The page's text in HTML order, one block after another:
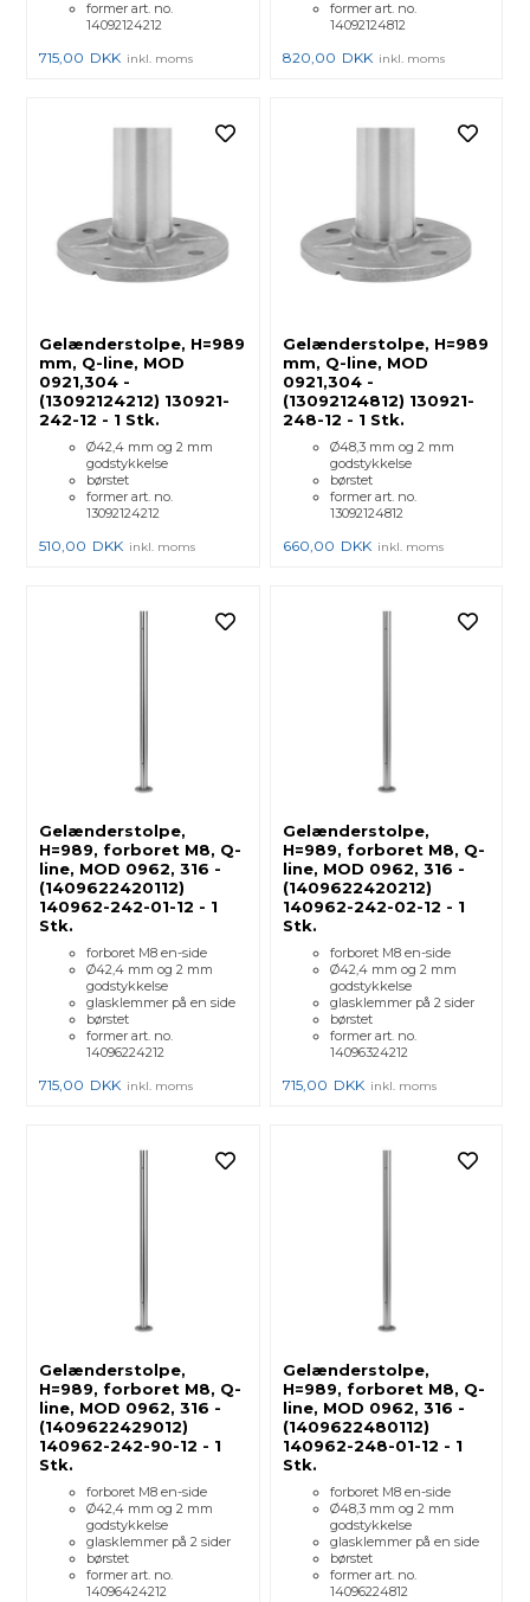
former art. no.
14092124212
715,00 DKK inkl. moms
former art. no.
14092124812
820,00 DKK inkl. moms
Gelænderstolpe, H=989
mm, Q-line, MOD
0921,304 -
(13092124212) 130921-
242-12 - 1 Stk.
Ø42,4 mm og 2 mm
godstykkelse
børstet
former art. no.
13092124212
510,00 DKK inkl. moms
Gelænderstolpe, H=989
mm, Q-line, MOD
0921,304 -
(13092124812) 130921-
248-12 - 1 Stk.
Ø48,3 mm og 2 mm
godstykkelse
børstet
former art. no.
13092124812
660,00 DKK inkl. moms
Gelænderstolpe,
H=989, forboret M8, Q-
line, MOD 0962, 316 -
(1409622420112)
140962-242-01-12 - 1
Stk.
forboret M8 en-side
Ø42,4 mm og 2 mm
godstykkelse
glasklemmer på en side
børstet
former art. no.
14096224212
715,00 DKK inkl. moms
Gelænderstolpe,
H=989, forboret M8, Q-
line, MOD 0962, 316 -
(1409622420212)
140962-242-02-12 - 1
Stk.
forboret M8 en-side
Ø42,4 mm og 2 mm
godstykkelse
glasklemmer på 2 sider
børstet
former art. no.
14096324212
715,00 DKK inkl. moms
Gelænderstolpe,
H=989, forboret M8, Q-
line, MOD 0962, 316 -
(1409622429012)
140962-242-90-12 - 1
Stk.
forboret M8 en-side
Ø42,4 mm og 2 mm
godstykkelse
glasklemmer på 2 sider
børstet
former art. no.
14096424212
Gelænderstolpe,
H=989, forboret M8, Q-
line, MOD 0962, 316 -
(1409622480112)
140962-248-01-12 - 1
Stk.
forboret M8 en-side
Ø48,3 mm og 2 mm
godstykkelse
glasklemmer på en side
børstet
former art. no.
14096224812